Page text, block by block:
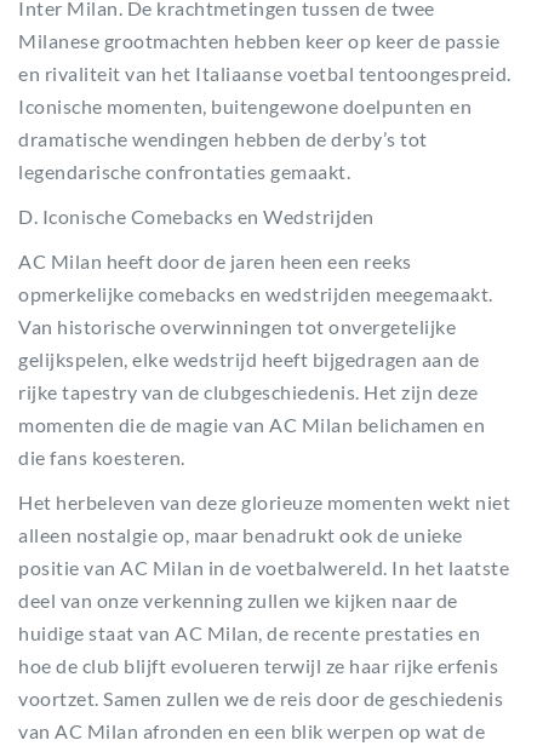
Inter Milan. De krachtmetingen tussen de twee
Milanese grootmachten hebben keer op keer de passie
en rivaliteit van het Italiaanse voetbal tentoongespreid.
Iconische momenten, buitengewone doelpunten en
dramatische wendingen hebben de derby’s tot
legendarische confrontaties gemaakt.
D. Iconische Comebacks en Wedstrijden
AC Milan heeft door de jaren heen een reeks
opmerkelijke comebacks en wedstrijden meegemaakt.
Van historische overwinningen tot onvergetelijke
gelijkspelen, elke wedstrijd heeft bijgedragen aan de
rijke tapestry van de clubgeschiedenis. Het zijn deze
momenten die de magie van AC Milan belichamen en
die fans koesteren.
Het herbeleven van deze glorieuze momenten wekt niet
alleen nostalgie op, maar benadrukt ook de unieke
positie van AC Milan in de voetbalwereld. In het laatste
deel van onze verkenning zullen we kijken naar de
huidige staat van AC Milan, de recente prestaties en
hoe de club blijft evolueren terwijl ze haar rijke erfenis
voortzet. Samen zullen we de reis door de geschiedenis
van AC Milan afronden en een blik werpen op wat de